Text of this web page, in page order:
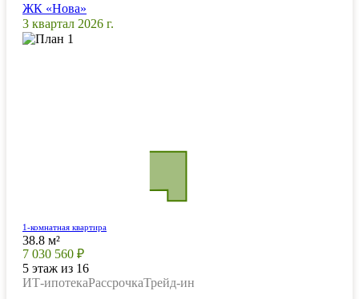
ЖК «Нова»
3 квартал 2026 г.
1-комнатная квартира
38.8 м²
7 030 560 ₽
5 этаж из 16
ИТ-ипотекаРассрочкаТрейд-ин